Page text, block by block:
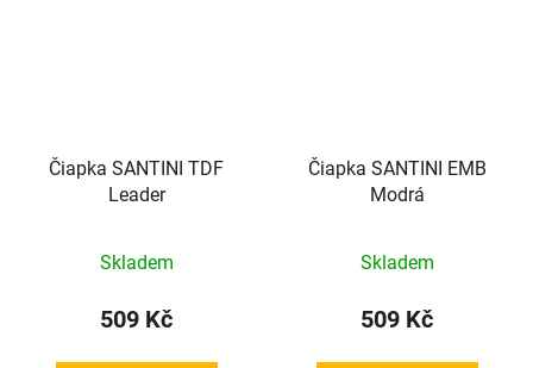
Čiapka SANTINI TDF
Leader
Skladem
509 Kč
Čiapka SANTINI EMB
Modrá
Skladem
509 Kč